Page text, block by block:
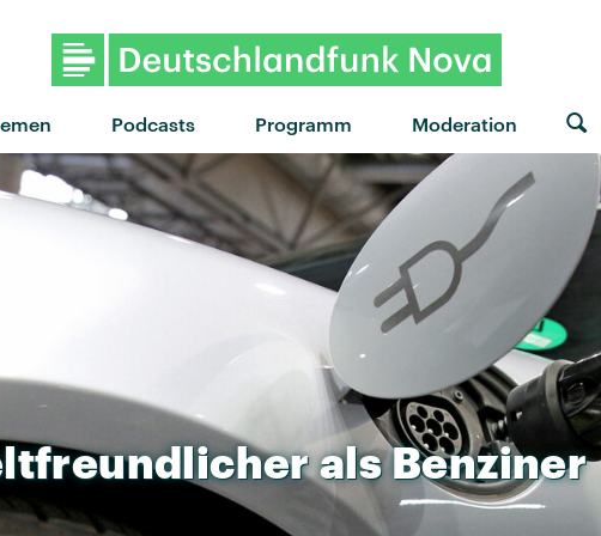
Podcasts Programm Moderation
"Semi-Charmed Life" von Third
alsBenziner